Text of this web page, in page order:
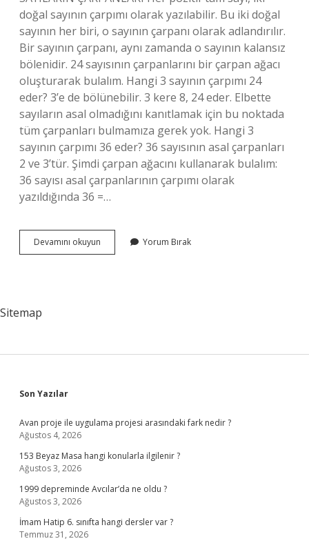
doğal sayının çarpımı olarak yazılabilir. Bu iki doğal
sayının her biri, o sayının çarpanı olarak adlandırılır.
Bir sayının çarpanı, aynı zamanda o sayının kalansız
bölenidir. 24 sayısının çarpanlarını bir çarpan ağacı
oluşturarak bulalım. Hangi 3 sayının çarpımı 24
eder? 3’e de bölünebilir. 3 kere 8, 24 eder. Elbette
sayıların asal olmadığını kanıtlamak için bu noktada
tüm çarpanları bulmamıza gerek yok. Hangi 3
sayının çarpımı 36 eder? 36 sayısının asal çarpanları
2 ve 3’tür. Şimdi çarpan ağacını kullanarak bulalım:
36 sayısı asal çarpanlarının çarpımı olarak
yazıldığında 36 =…
Devamını okuyun
Hangi
Yorum Bırak
Sitemap
Sidebar
Son Yazılar
Avan proje ile uygulama projesi arasındaki fark nedir ?
Ağustos 4, 2026
153 Beyaz Masa hangi konularla ilgilenir ?
Ağustos 3, 2026
1999 depreminde Avcılar’da ne oldu ?
Ağustos 3, 2026
İmam Hatip 6. sınıfta hangi dersler var ?
Temmuz 31, 2026